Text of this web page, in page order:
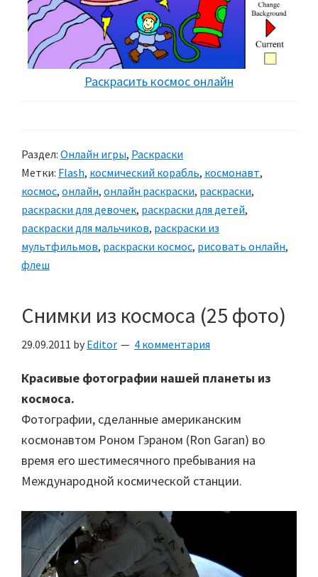
Раскрасить космос онлайн
Раздел: Онлайн игры, Раскраски
Метки: Flash, космический корабль, космонавт,
космос, онлайн, онлайн раскраски, раскраски,
раскраски для девочек, раскраски для детей,
раскраски для мальчиков, раскраски из
мультфильмов, раскраски космос, рисовать онлайн,
флеш
Снимки из космоса (25 фото)
29.09.2011 by Editor 4 комментария
Красивые фотографии нашей планеты из
космоса.
Фотографии, сделанные американским
космонавтом Роном Гэраном (Ron Garan) во
время его шестимесячного пребывания на
Международной космической станции.